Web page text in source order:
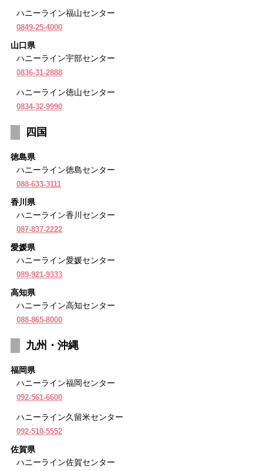
ハニーライン福山センター
0849-25-4000
山口県
ハニーライン宇部センター
0836-31-2888
ハニーライン徳山センター
0834-32-9990
四国
徳島県
ハニーライン徳島センター
088-633-3111
香川県
ハニーライン香川センター
087-837-2222
愛媛県
ハニーライン愛媛センター
089-921-9333
高知県
ハニーライン高知センター
088-865-8000
九州・沖縄
福岡県
ハニーライン福岡センター
092-561-6600
ハニーライン久留米センター
092-510-5552
佐賀県
ハニーライン佐賀センター